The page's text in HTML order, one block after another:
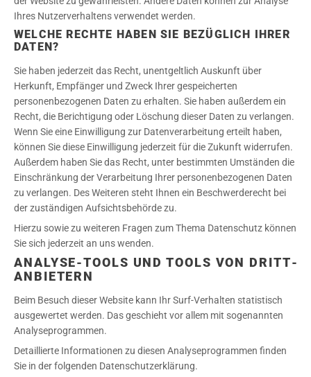
Ihres Nutzerverhaltens verwendet werden.
WELCHE RECHTE HABEN SIE BEZÜGLICH IHRER
DATEN?
Sie haben jederzeit das Recht, unentgeltlich Auskunft über
Herkunft, Empfänger und Zweck Ihrer gespeicherten
personenbezogenen Daten zu erhalten. Sie haben außerdem ein
Recht, die Berichtigung oder Löschung dieser Daten zu verlangen.
Wenn Sie eine Einwilligung zur Datenverarbeitung erteilt haben,
können Sie diese Einwilligung jederzeit für die Zukunft widerrufen.
Außerdem haben Sie das Recht, unter bestimmten Umständen die
Einschränkung der Verarbeitung Ihrer personenbezogenen Daten
zu verlangen. Des Weiteren steht Ihnen ein Beschwerderecht bei
der zuständigen Aufsichtsbehörde zu.
Hierzu sowie zu weiteren Fragen zum Thema Datenschutz können
Sie sich jederzeit an uns wenden.
ANALYSE-TOOLS UND TOOLS VON DRITT­
ANBIETERN
Beim Besuch dieser Website kann Ihr Surf-Verhalten statistisch
ausgewertet werden. Das geschieht vor allem mit sogenannten
Analyseprogrammen.
Detaillierte Informationen zu diesen Analyseprogrammen finden
Sie in der folgenden Datenschutzerklärung.